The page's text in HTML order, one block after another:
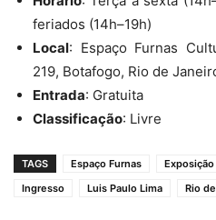
feriados (14h–19h)
Local: Espaço Furnas
219, Botafogo, Rio de
Entrada: Gratuita
Classificação: Livre
TAGS Espaço Furnas Exposição
Ingresso
Luis Paulo Lima Rio